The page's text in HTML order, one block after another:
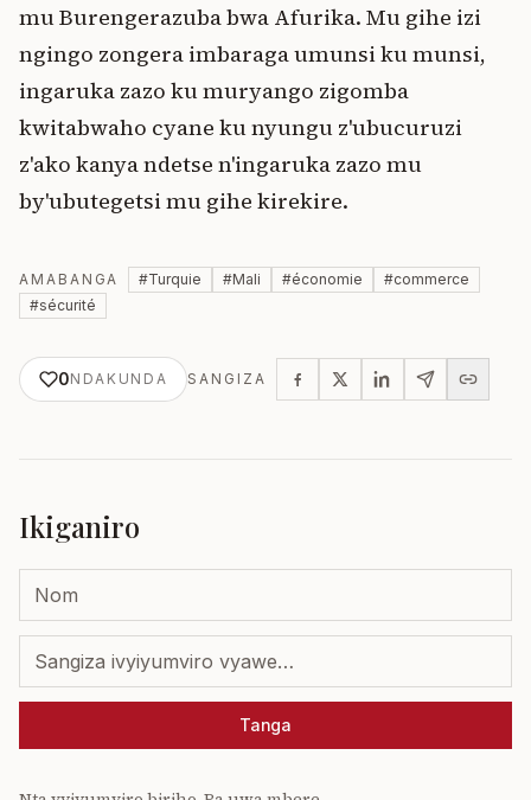
mu Burengerazuba bwa Afurika. Mu gihe izi
ngingo zongera imbaraga umunsi ku munsi,
ingaruka zazo ku muryango zigomba
kwitabwaho cyane ku nyungu z'ubucuruzi
z'ako kanya ndetse n'ingaruka zazo mu
by'ubutegetsi mu gihe kirekire.
AMABANGA #Turquie #Mali #économie #commerce
#sécurité
0NDAKUNDA SANGIZA
Ikiganiro
Tanga